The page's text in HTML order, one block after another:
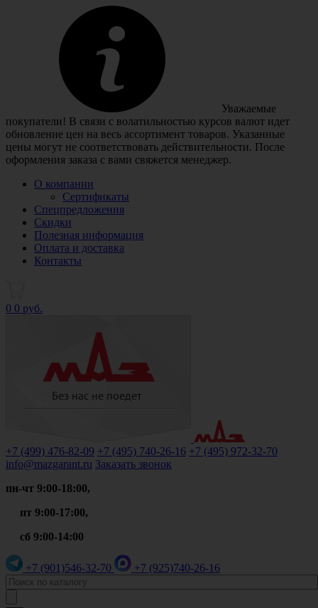
Уважаемые
покупатели! В связи с волатильностью курсов валют идет
обновление цен на весь ассортимент товаров. Указанные
цены могут не соответствовать действительности. После
оформления заказа с вами свяжется менеджер.
О компании
Сертификаты
Спецпредложения
Скидки
Полезная информация
Оплата и доставка
Контакты
0 0 руб.
+7 (499) 476-82-09 +7 (495) 740-26-16 +7 (495) 972-32-70
info@mazgarant.ru Заказать звонок
пн-чт 9:00-18:00,
пт 9:00-17:00,
сб 9:00-14:00
+7 (901)546-32-70 +7 (925)740-26-16